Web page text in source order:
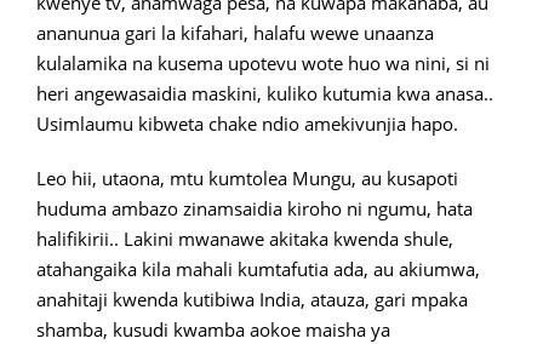
ananunua gari la kifahari, halafu wewe unaanza
kulalamika na kusema upotevu wote huo wa nini, si ni
heri angewasaidia maskini, kuliko kutumia kwa anasa..
Usimlaumu kibweta chake ndio amekivunjia hapo.
Leo hii, utaona, mtu kumtolea Mungu, au kusapoti
huduma ambazo zinamsaidia kiroho ni ngumu, hata
halifikirii.. Lakini mwanawe akitaka kwenda shule,
atahangaika kila mahali kumtafutia ada, au akiumwa,
anahitaji kwenda kutibiwa India, atauza, gari mpaka
shamba, kusudi kwamba aokoe maisha ya